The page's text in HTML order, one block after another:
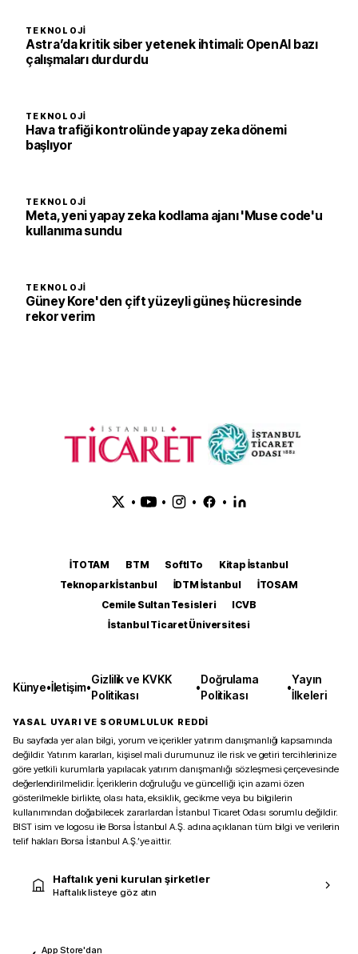
TEKNOLOJI
Astra’da kritik siber yetenek ihtimali: OpenAI bazı
çalışmaları durdurdu
TEKNOLOJI
Hava trafiği kontrolünde yapay zeka dönemi
başlıyor
TEKNOLOJI
Meta, yeni yapay zeka kodlama ajanı 'Muse code'u
kullanıma sundu
TEKNOLOJI
Güney Kore'den çift yüzeyli güneş hücresinde
rekor verim
• • • •
İTOTAM BTM SoftITo
Kitap İstanbul
Teknopark İstanbul
İDTM İstanbul
İTOSAM
Cemile Sultan Tesisleri
ICVB
İstanbul Ticaret Üniversitesi
Künye•İletişim•
Gizlilik ve KVKK
Politikası
•
Doğrulama
Politikası
•
Yayın
İlkeleri
YASAL UYARI VE SORUMLULUK REDDİ
Bu sayfada yer alan bilgi, yorum ve içerikler yatırım danışmanlığı kapsamında
değildir. Yatırım kararları, kişisel mali durumunuz ile risk ve getiri tercihlerinize
göre yetkili kurumlarla yapılacak yatırım danışmanlığı sözleşmesi çerçevesinde
değerlendirilmelidir. İçeriklerin doğruluğu ve güncelliği için azami özen
gösterilmekle birlikte, olası hata, eksiklik, gecikme veya bu bilgilerin
kullanımından doğabilecek zararlardan İstanbul Ticaret Odası sorumlu değildir.
BIST isim ve logosu ile Borsa İstanbul A.Ş. adına açıklanan tüm bilgi ve verilerin
telif hakları Borsa İstanbul A.Ş.’ye aittir.
Haftalık yeni kurulan şirketler
Haftalık listeye göz atın
App Store'dan